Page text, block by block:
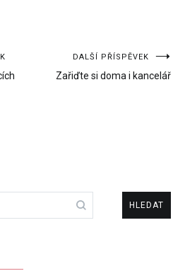
DALŠÍ PŘÍSPĚVEK
Zařiďte si doma i kancelář